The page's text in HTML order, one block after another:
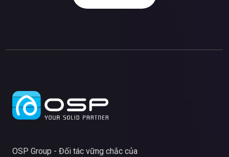
OSP Group - Đối tác vững chắc của